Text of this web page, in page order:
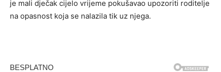
je mali dječak cijelo vrijeme pokušavao upozoriti roditelje
na opasnost koja se nalazila tik uz njega.